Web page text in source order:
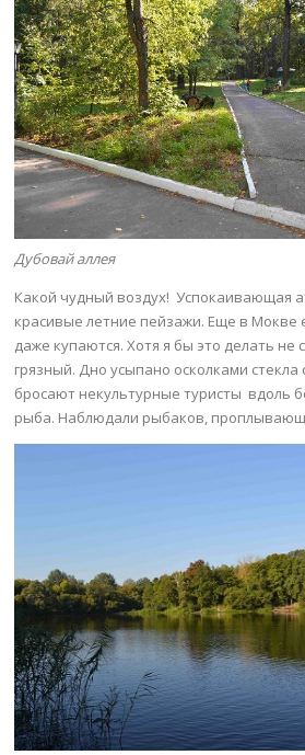
Дубовай аллея
Какой чудный воздух! Успокаивающая
красивые летние пейзажи. Еще в Мокве
даже купаются. Хотя я бы это делать не
грязный. Дно усыпано осколками стекла
бросают некультурные туристы вдоль
рыба. Наблюдали рыбаков,